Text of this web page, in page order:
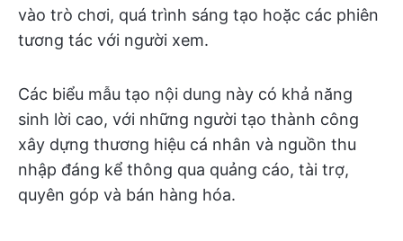
vào trò chơi, quá trình sáng tạo hoặc các phiên
tương tác với người xem.
Các biểu mẫu tạo nội dung này có khả năng
sinh lời cao, với những người tạo thành công
xây dựng thương hiệu cá nhân và nguồn thu
nhập đáng kể thông qua quảng cáo, tài trợ,
quyên góp và bán hàng hóa.